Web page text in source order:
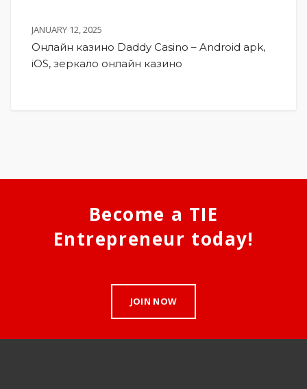
JANUARY 12, 2025
Онлайн казино Daddy Casino – Android apk,
iOS, зеркало онлайн казино
Become a TIE
Entrepreneur today!
JOIN NOW